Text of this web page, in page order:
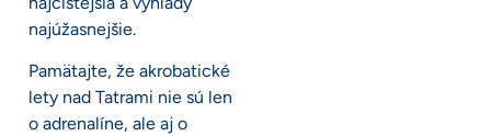
najúžasnejšie.
Pamätajte, že akrobatické
lety nad Tatrami nie sú len
o adrenalíne, ale aj o